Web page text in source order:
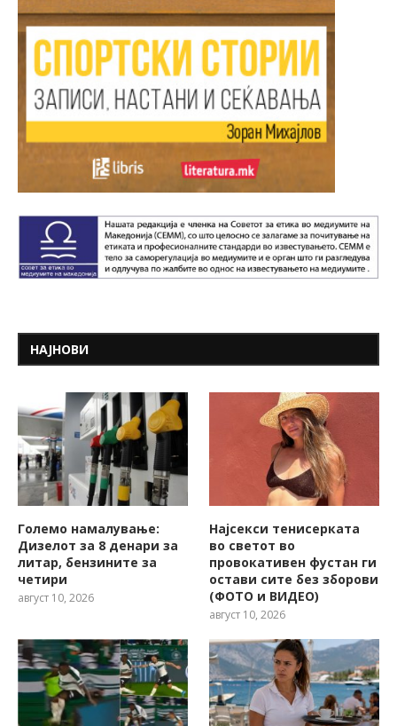
НАЈНОВИ
Големо намалување:
Дизелот за 8 денари за
литар, бензините за
четири
август 10, 2026
Најсекси тенисерката
во светот во
провокативен фустан ги
остави сите без зборови
(ФОТО и ВИДЕО)
август 10, 2026